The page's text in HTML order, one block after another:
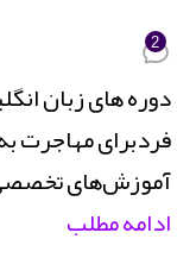
2
دوره های زبان
فردبرای مهاجرت
آموزش‌های
ادامه مطلب